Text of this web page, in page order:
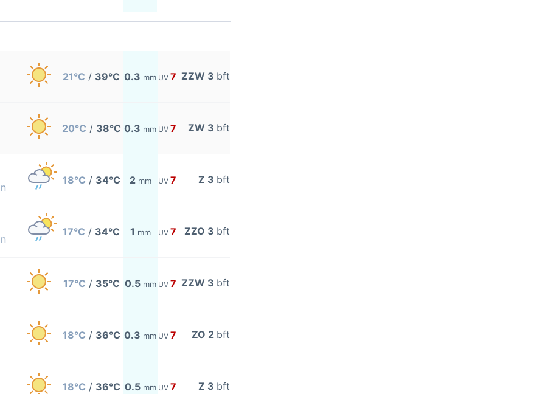
21°C / 39°C 0.3 mm UV 7 ZZW 3 bft
20°C / 38°C 0.3 mm UV 7 ZW 3 bft
18°C / 34°C 2 mm UV 7 Z 3 bft
17°C / 34°C 1 mm UV 7 ZZO 3 bft
17°C / 35°C 0.5 mm UV 7 ZZW 3 bft
18°C / 36°C 0.3 mm UV 7 ZO 2 bft
18°C / 36°C 0.5 mm UV 7 Z 3 bft